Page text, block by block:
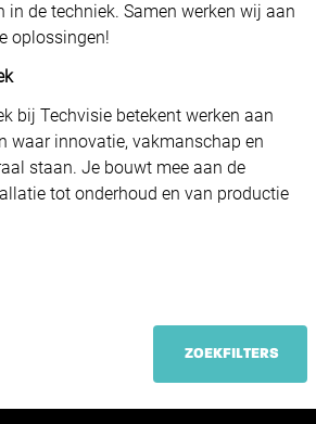
in de techniek. Samen werken wij aan
oplossingen!
bij Techvisie betekent werken aan
waar innovatie, vakmanschap en
staan. Je bouwt mee aan de
tot onderhoud en van productie
ZOEKFILTERS